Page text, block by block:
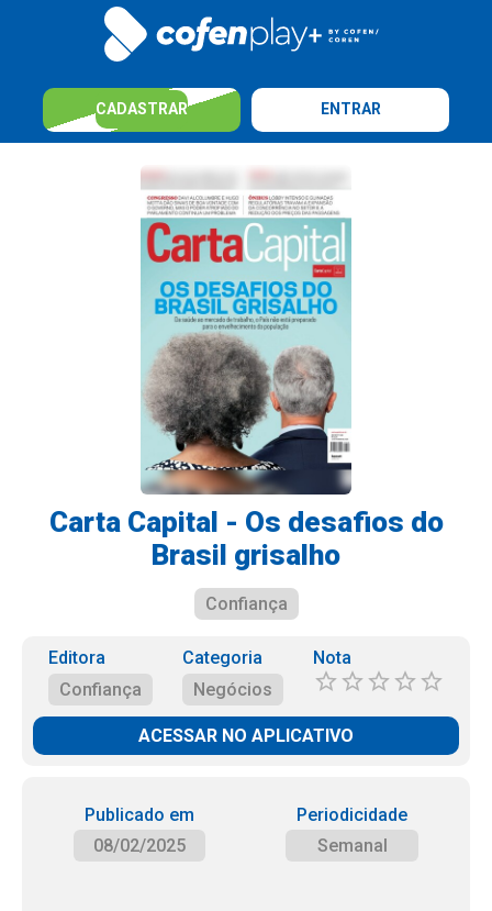
CADASTRAR ENTRAR
Carta Capital - Os desafios do
Brasil grisalho
Confiança
Editora
Confiança
Categoria
Negócios
Nota
ACESSAR NO APLICATIVO
Publicado em
08/02/2025
Periodicidade
Semanal